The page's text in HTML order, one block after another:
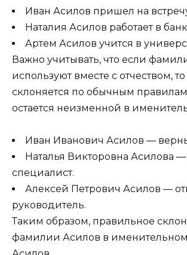
Иван Асилов пришел на
Наталия Асилов работает в
Артем Асилов учится в
Важно учитывать, что если
используют вместе с отчеством, то
склоняется по обычным
остается неизменной в
Иван Иванович Асилов —
Наталья Викторовна Асилова —
специалист.
Алексей Петрович Асилов —
руководитель.
Таким образом, правильное
фамилии Асилов в